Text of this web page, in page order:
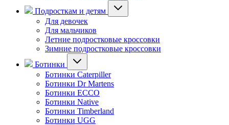
Подросткам и детям
Для девочек
Для мальчиков
Летние подростковые кроссовки
Зимние подростковые кроссовки
Ботинки
Ботинки Caterpiller
Ботинки Dr Martens
Ботинки ECCO
Ботинки Native
Ботинки Timberland
Ботинки UGG